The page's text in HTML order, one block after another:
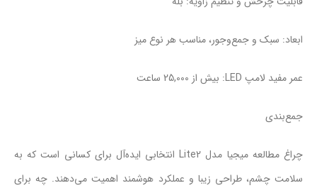
ابعاد: سبک و جمع‌وجور، مناسب هر نوع میز
عمر مفید لامپ LED: بیش از 25,000 ساعت
جمع‌بندی
چراغ مطالعه میجیا مدل Lite2 انتخابی ایده‌آل برای کسانی است که به
سلامت چشم، طراحی زیبا و عملکرد هوشمند اهمیت می‌دهند. چه برای